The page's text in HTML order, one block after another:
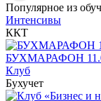
Популярное из
Интенсивы
ККТ
БУХМАРАФОН
Клуб
Бухучет